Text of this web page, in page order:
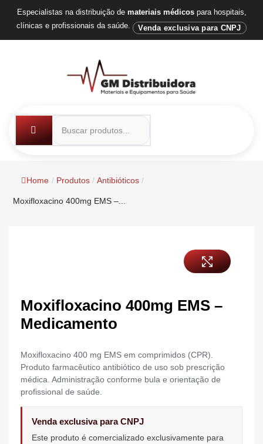
Especialistas na distribuição de materiais médicospara hospitais,
clínicas e profissionais da saúde.
Venda exclusiva para CNPJ
Home / Produtos / Antibióticos /
Moxifloxacino 400mg EMS –...
Moxifloxacino 400mg EMS –
Medicamento
Moxifloxacino 400 mg EMS em comprimidos (CPR).
Produto farmacêutico antibiótico de uso sob prescrição
médica. Administração conforme bula e orientação de
profissional de saúde.
Venda exclusiva para CNPJ
Este produto é comercializado exclusivamente para